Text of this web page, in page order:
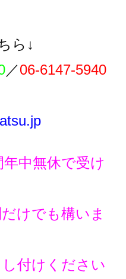
ら↓
／06-6147-5940
中無休で受け
けでも構いま
付けください